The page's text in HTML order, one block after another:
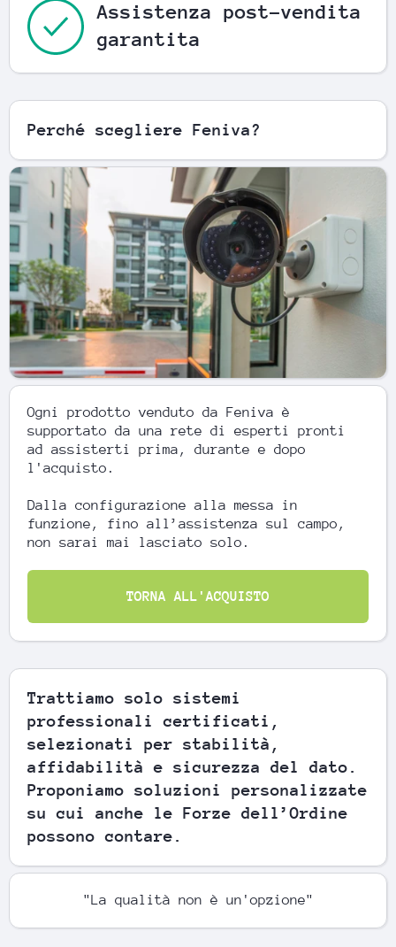
Assistenza post-vendita
garantita
Perché scegliere Feniva?
Ogni prodotto venduto da Feniva è
supportato da una rete di esperti pronti
ad assisterti prima, durante e dopo
l'acquisto.
Dalla configurazione alla messa in
funzione, fino all’assistenza sul campo,
non sarai mai lasciato solo.
TORNA ALL'ACQUISTO
Trattiamo solo sistemi
professionali certificati,
selezionati per stabilità,
affidabilità e sicurezza del dato.
Proponiamo soluzioni personalizzate
su cui anche le Forze dell’Ordine
possono contare.
"La qualità non è un'opzione"